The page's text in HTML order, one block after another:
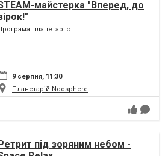
майстерка "Вперед, до
планетарію
9 серпня, 11:30
Планетарій Noosphere
під зоряним небом -